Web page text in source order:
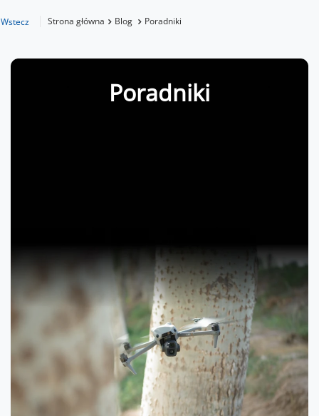
Wstecz Strona główna Blog Poradniki
Poradniki